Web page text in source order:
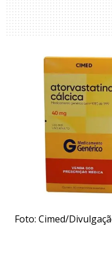
Foto: Cimed/